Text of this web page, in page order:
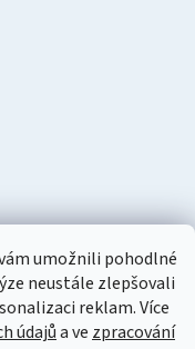
umožnili pohodlné
neustále zlepšovali
reklam. Více
údajůa ve zpracování